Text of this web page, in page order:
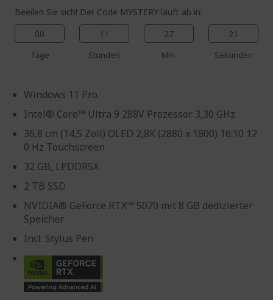
Beeilen Sie sich! Der Code MYSTERY läuft ab in:
00
Tage
11
Stunden
27
Min.
20
Sekunden
Windows 11 Pro
Intel® Core™ Ultra 9 288V Prozessor 3,30 GHz
36,8 cm (14,5 Zoll) OLED 2,8K (2880 x 1800) 16:10 12
0 Hz Touchscreen
32 GB, LPDDR5X
2 TB SSD
NVIDIA® GeForce RTX™ 5070 mit 8 GB dedizierter
Speicher
Incl. Stylus Pen